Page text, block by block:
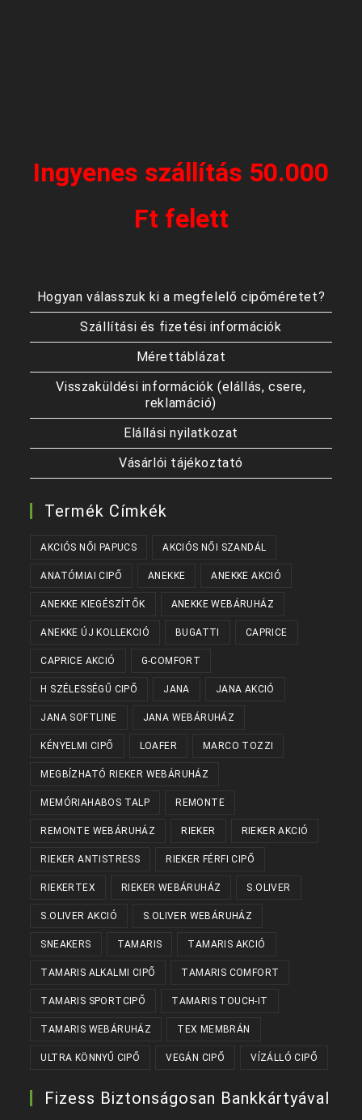
Ingyenes szállítás 50.000
Ft felett
Hogyan válasszuk ki a megfelelő cipőméretet?
Szállítási és fizetési információk
Mérettáblázat
Visszaküldési információk (elállás, csere,
reklamáció)
Elállási nyilatkozat
Vásárlói tájékoztató
Termék Címkék
AKCIÓS NŐI PAPUCS AKCIÓS NŐI SZANDÁL
ANATÓMIAI CIPŐ ANEKKE ANEKKE AKCIÓ
ANEKKE KIEGÉSZÍTŐK ANEKKE WEBÁRUHÁZ
ANEKKE ÚJ KOLLEKCIÓ BUGATTI CAPRICE
CAPRICE AKCIÓ G-COMFORT
H SZÉLESSÉGŰ CIPŐ JANA JANA AKCIÓ
JANA SOFTLINE JANA WEBÁRUHÁZ
KÉNYELMI CIPŐ LOAFER MARCO TOZZI
MEGBÍZHATÓ RIEKER WEBÁRUHÁZ
MEMÓRIAHABOS TALP REMONTE
REMONTE WEBÁRUHÁZ RIEKER RIEKER AKCIÓ
RIEKER ANTISTRESS RIEKER FÉRFI CIPŐ
RIEKERTEX RIEKER WEBÁRUHÁZ S.OLIVER
S.OLIVER AKCIÓ S.OLIVER WEBÁRUHÁZ
SNEAKERS TAMARIS TAMARIS AKCIÓ
TAMARIS ALKALMI CIPŐ TAMARIS COMFORT
TAMARIS SPORTCIPŐ TAMARIS TOUCH-IT
TAMARIS WEBÁRUHÁZ TEX MEMBRÁN
ULTRA KÖNNYŰ CIPŐ VEGÁN CIPŐ VÍZÁLLÓ CIPŐ
Fizess Biztonságosan Bankkártyával